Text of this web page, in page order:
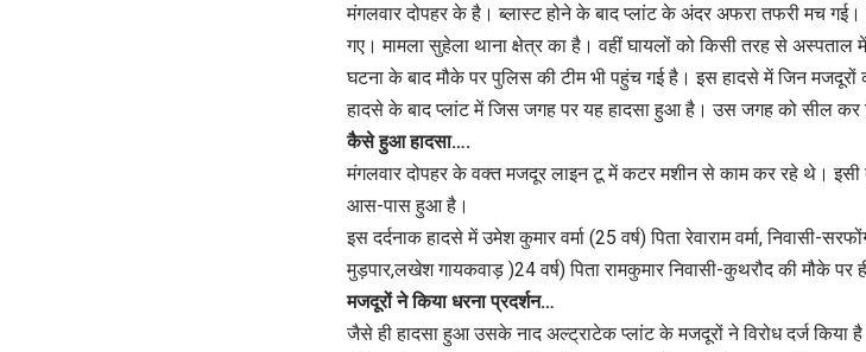
मंगलवार दोपहर के है। ब्लास्ट होने के बाद प्लांट के अंदर अफरा तफरी मच
गए। मामला सुहेला थाना क्षेत्र का है। वहीं घायलों को किसी तरह से अस्पताल
घटना के बाद मौके पर पुलिस की टीम भी पहुंच गई है। इस हादसे में जिन मजदूरों
हादसे के बाद प्लांट में जिस जगह पर यह हादसा हुआ है। उस जगह को सील कर
कैसे हुआ हादसा….
मंगलवार दोपहर के वक्त मजदूर लाइन टू में कटर मशीन से काम कर रहे थे।
आस-पास हुआ है।
इस दर्दनाक हादसे में उमेश कुमार वर्मा (25 वर्ष) पिता रेवाराम वर्मा, निवासी-
मुड़पार,लखेश गायकवाड़ )24 वर्ष) पिता रामकुमार निवासी-कुथरौद की मौके पर
मजदूरों ने किया धरना प्रदर्शन…
जैसे ही हादसा हुआ उसके नाद अल्ट्राटेक प्लांट के मजदूरों ने विरोध दर्ज किया